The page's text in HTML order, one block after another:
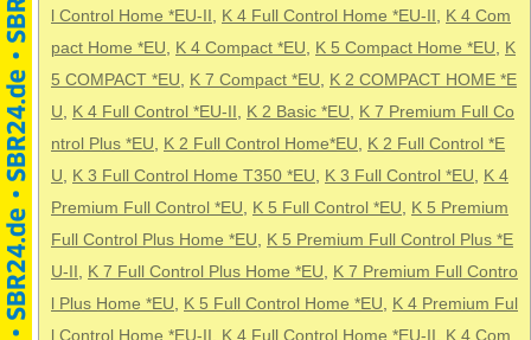
l Control Home *EU-II K 4 Full Control Home *EU-II
K 4 Com
pact Home *EU
K 4 Compact *EU K 5 Compact Home *EU
K
5 COMPACT *EU
K 7 Compact *EU
K 2 COMPACT HOME *E
U
K 4 Full Control *EU-II K 2 Basic *EU
K 7 Premium Full Co
ntrol Plus *EU
K 2 Full Control Home*EU
K 2 Full Control *E
U
K 3 Full Control Home T350 *EU K 3 Full Control *EU
K 4
Premium Full Control *EU
K 5 Full Control *EU
K 5 Premium
Full Control Plus Home *EU
K 5 Premium Full Control Plus *E
U-II
K 7 Full Control Plus Home *EU
K 7 Premium Full Contro
l Plus Home *EU
K 5 Full Control Home *EU
K 4 Premium Ful
l Control Home *EU-II
K 4 Full Control Home *EU-II
K 4 Com